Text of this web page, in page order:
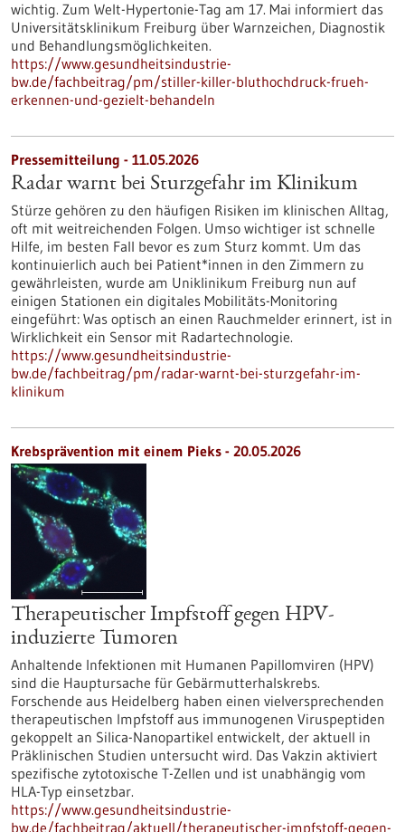
wichtig. Zum Welt-Hypertonie-Tag am 17. Mai informiert das
Universitätsklinikum Freiburg über Warnzeichen, Diagnostik
und Behandlungsmöglichkeiten.
https://www.gesundheitsindustrie-
bw.de/fachbeitrag/pm/stiller-killer-bluthochdruck-frueh-
erkennen-und-gezielt-behandeln
Pressemitteilung - 11.05.2026
Radar warnt bei Sturzgefahr im Klinikum
Stürze gehören zu den häufigen Risiken im klinischen Alltag,
oft mit weitreichenden Folgen. Umso wichtiger ist schnelle
Hilfe, im besten Fall bevor es zum Sturz kommt. Um das
kontinuierlich auch bei Patient*innen in den Zimmern zu
gewährleisten, wurde am Uniklinikum Freiburg nun auf
einigen Stationen ein digitales Mobilitäts-Monitoring
eingeführt: Was optisch an einen Rauchmelder erinnert, ist in
Wirklichkeit ein Sensor mit Radartechnologie.
https://www.gesundheitsindustrie-
bw.de/fachbeitrag/pm/radar-warnt-bei-sturzgefahr-im-
klinikum
Krebsprävention mit einem Pieks - 20.05.2026
Therapeutischer Impfstoff gegen HPV-
induzierte Tumoren
Anhaltende Infektionen mit Humanen Papillomviren (HPV)
sind die Hauptursache für Gebärmutterhalskrebs.
Forschende aus Heidelberg haben einen vielversprechenden
therapeutischen Impfstoff aus immunogenen Viruspeptiden
gekoppelt an Silica-Nanopartikel entwickelt, der aktuell in
Präklinischen Studien untersucht wird. Das Vakzin aktiviert
spezifische zytotoxische T-Zellen und ist unabhängig vom
HLA-Typ einsetzbar.
https://www.gesundheitsindustrie-
bw.de/fachbeitrag/aktuell/therapeutischer-impfstoff-gegen-